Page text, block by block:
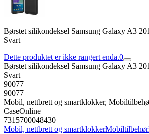
Børstet silikondeksel Samsung Galaxy A3
Svart
Dette produktet er ikke rangert enda.0
Børstet silikondeksel Samsung Galaxy A3
Svart
90077
90077
Mobil, nettbrett og smartklokker,
CaseOnline
7315700048430
Mobil, nettbrett og smartklokkerMobiltilbehør